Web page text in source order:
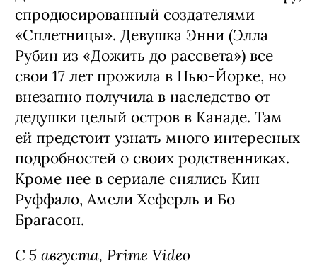
спродюсированный создателями
«Сплетницы». Девушка Энни (Элла
Рубин из «Дожить до рассвета») все
свои 17 лет прожила в Нью-Йорке, но
внезапно получила в наследство от
дедушки целый остров в Канаде. Там
ей предстоит узнать много интересных
подробностей о своих родственниках.
Кроме нее в сериале снялись Кин
Руффало, Амели Хеферль и Бо
Брагасон.
С 5 августа, Prime Video